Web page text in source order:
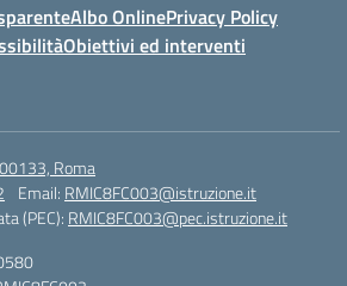
Albo OnlinePrivacy Policy
Obiettivi ed interventi
Roma
Email: RMIC8FC003@istruzione.it
(PEC): RMIC8FC003@pec.istruzione.it